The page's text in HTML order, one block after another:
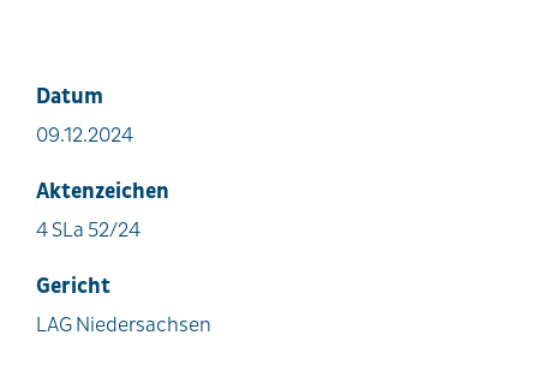
Datum
09.12.2024
Aktenzeichen
4 SLa 52/24
Gericht
LAG Niedersachsen